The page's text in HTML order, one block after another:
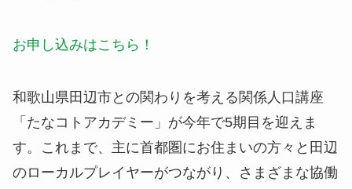
お申し込みはこちら！
和歌山県田辺市との関わりを考える関係人口講座
「たなコトアカデミー」が今年で5期目を迎えま
す。これまで、主に首都圏にお住まいの方々と田辺
のローカルプレイヤーがつながり、さまざまな協働